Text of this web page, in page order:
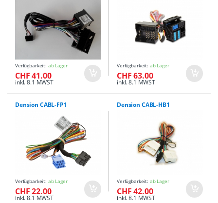
Verfügbarkeit: ab Lager
CHF 41.00
inkl. 8.1 MWST
Verfügbarkeit: ab Lager
CHF 63.00
inkl. 8.1 MWST
Dension CABL-FP1
Verfügbarkeit: ab Lager
CHF 22.00
inkl. 8.1 MWST
Dension CABL-HB1
Verfügbarkeit: ab Lager
CHF 42.00
inkl. 8.1 MWST